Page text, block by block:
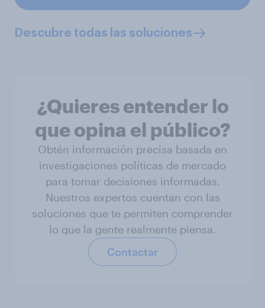
Descubre todas las soluciones
¿Quieres entender lo
que opina el público?
Obtén información precisa basada en
investigaciones políticas de mercado
para tomar decisiones informadas.
Nuestros expertos cuentan con las
soluciones que te permiten comprender
lo que la gente realmente piensa.
Contactar